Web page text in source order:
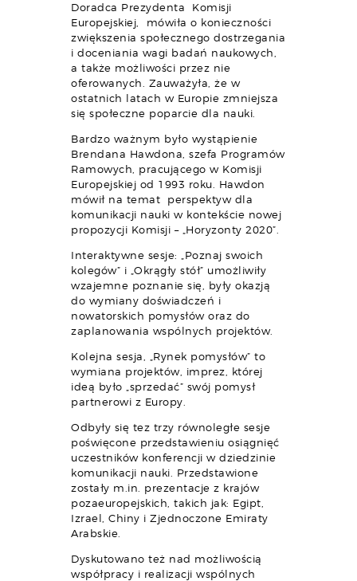
Doradca Prezydenta Komisji
Europejskiej, mówiła o konieczności
zwiększenia społecznego dostrzegania
i doceniania wagi badań naukowych,
a także możliwości przez nie
oferowanych. Zauważyła, że w
ostatnich latach w Europie zmniejsza
się społeczne poparcie dla nauki.
Bardzo ważnym było wystąpienie
Brendana Hawdona, szefa Programów
Ramowych, pracującego w Komisji
Europejskiej od 1993 roku. Hawdon
mówił na temat perspektyw dla
komunikacji nauki w kontekście nowej
propozycji Komisji – „Horyzonty 2020”.
Interaktywne sesje: „Poznaj swoich
kolegów” i „Okrągły stół” umożliwiły
wzajemne poznanie się, były okazją
do wymiany doświadczeń i
nowatorskich pomysłów oraz do
zaplanowania wspólnych projektów.
Kolejna sesja, „Rynek pomysłów” to
wymiana projektów, imprez, której
ideą było „sprzedać” swój pomysł
partnerowi z Europy.
Odbyły się tez trzy równoległe sesje
poświęcone przedstawieniu osiągnięć
uczestników konferencji w dziedzinie
komunikacji nauki. Przedstawione
zostały m.in. prezentacje z krajów
pozaeuropejskich, takich jak: Egipt,
Izrael, Chiny i Zjednoczone Emiraty
Arabskie.
Dyskutowano też nad możliwością
współpracy i realizacji wspólnych